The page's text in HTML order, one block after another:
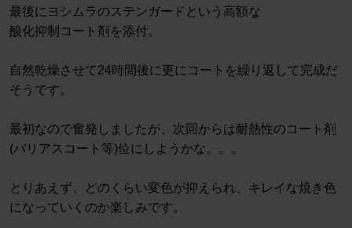
最後にヨシムラのステンガードという高額な
酸化抑制コート剤を添付。
自然乾燥させて24時間後に更にコートを繰り返して完成だ
そうです。
最初なので奮発しましたが、次回からは耐熱性のコート剤
(バリアスコート等)位にしようかな。。。
とりあえず、どのくらい変色が抑えられ、キレイな焼き色
になっていくのか楽しみです。